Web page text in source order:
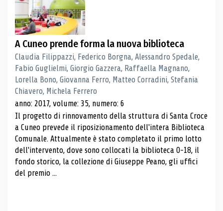
A Cuneo prende forma la nuova biblioteca
Claudia Filippazzi, Federico Borgna, Alessandro Spedale,
Fabio Guglielmi, Giorgio Gazzera, Raffaella Magnano,
Lorella Bono, Giovanna Ferro, Matteo Corradini, Stefania
Chiavero, Michela Ferrero
anno: 2017, volume: 35, numero: 6
Il progetto di rinnovamento della struttura di Santa Croce
a Cuneo prevede il riposizionamento dell'intera Biblioteca
Comunale. Attualmente è stato completato il primo lotto
dell'intervento, dove sono collocati la biblioteca 0-18, il
fondo storico, la collezione di Giuseppe Peano, gli uffici
del premio ...